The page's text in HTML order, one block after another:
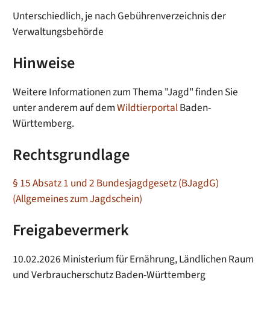
Unterschiedlich, je nach Gebührenverzeichnis der
Verwaltungsbehörde
Hinweise
Weitere Informationen zum Thema "Jagd" finden Sie
unter anderem auf demWildtierportalBaden-
Württemberg.
Rechtsgrundlage
§ 15 Absatz 1 und 2 Bundesjagdgesetz (BJagdG)
(Allgemeines zum Jagdschein)
Freigabevermerk
10.02.2026 Ministerium für Ernährung, Ländlichen Raum
und Verbraucherschutz Baden-Württemberg